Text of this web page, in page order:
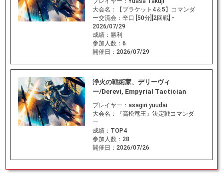
大会名：
【ブラケット4＆5】コマンダ
ー交流会：辛口 [50分][2回戦] -
2026/07/29
成績： 勝利
参加人数： 6
開催日： 2026/07/29
浄火の戦術家、デリーヴィ
ー/Derevi, Empyrial Tactician
プレイヤー： asagiri yuudai
大会名：
『高松竜王』決定戦コマンダ
ー
成績： TOP4
参加人数： 28
開催日： 2026/07/26